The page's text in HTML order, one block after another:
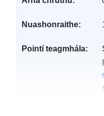
Nuashonraithe:
Pointí teagmhála: